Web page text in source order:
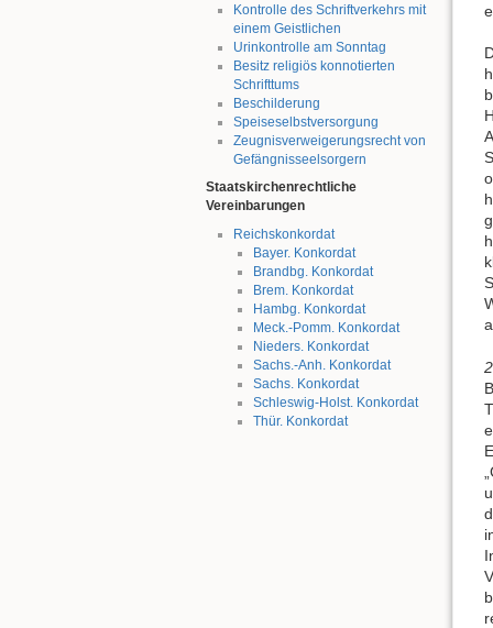
Kontrolle des Schriftverkehrs mit
einem Geistlichen
Urinkontrolle am Sonntag
Besitz religiös konnotierten
Schrifttums
Beschilderung
Speiseselbstversorgung
Zeugnisverweigerungsrecht von
Gefängnisseelsorgern
Staatskirchenrechtliche
Vereinbarungen
Reichskonkordat
Bayer. Konkordat
Brandbg. Konkordat
Brem. Konkordat
Hambg. Konkordat
Meck.-Pomm. Konkordat
Nieders. Konkordat
Sachs.-Anh. Konkordat
Sachs. Konkordat
Schleswig-Holst. Konkordat
Thür. Konkordat
2.